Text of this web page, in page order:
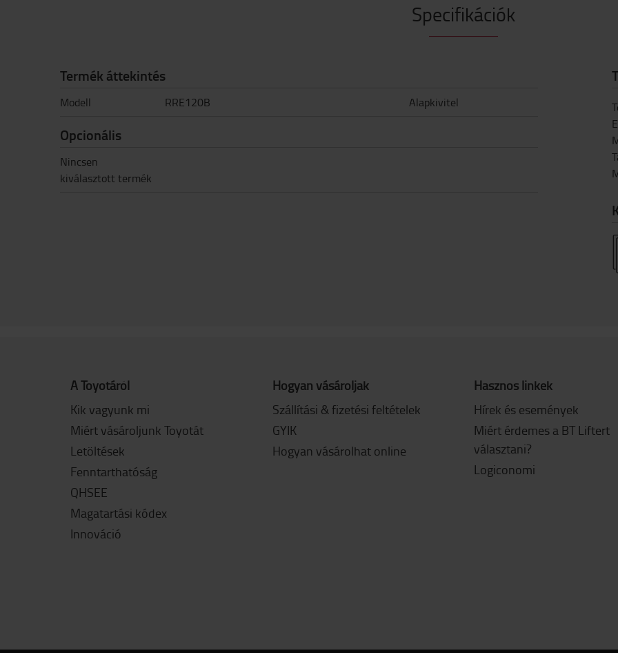
Specifikációk
Termék áttekintés
Modell RRE120B Alapkivitel
Opcionális
Nincsen
kiválasztott termék
A Toyotáról
Kik vagyunk mi
Miért vásároljunk Toyotát
Letöltések
Fenntarthatóság
QHSEE
Magatartási kódex
Innováció
Hogyan vásároljak
Szállítási & fizetési feltételek
GYIK
Hogyan vásárolhat online
Hasznos linkek
Hírek és események
Miért érdemes a BT Liftert
választani?
Logiconomi